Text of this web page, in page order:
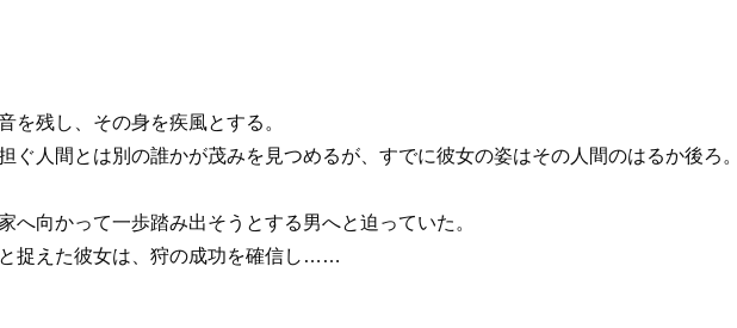
残し、その身を疾風とする。
ぐ人間とは別の誰かが茂みを見つめるが、すでに彼女の姿はその人間のはるか後ろ
へ向かって一歩踏み出そうとする男へと迫っていた。
捉えた彼女は、狩の成功を確信し……